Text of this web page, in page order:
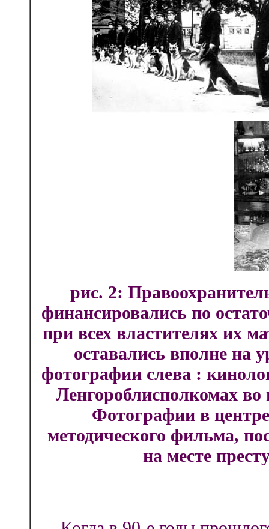
рис. 2:
финансировались по
при всех властителях их
оставались вполне на
фотографии слева :
Ленгороблисполкомах во
Фотографии в
методического фильма,
на месте